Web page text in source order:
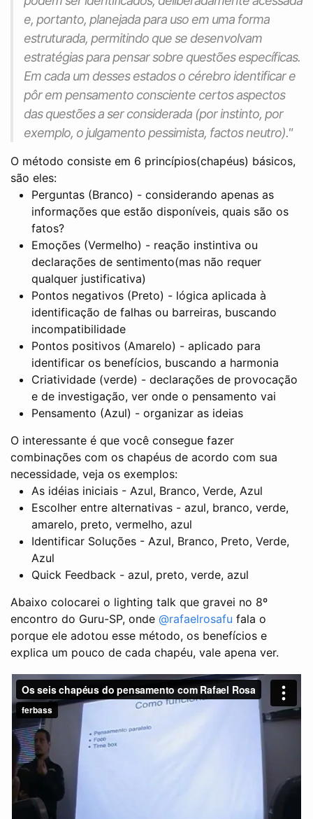
e, portanto, planejada para uso em uma forma
estruturada, permitindo que se desenvolvam
estratégias para pensar sobre questões específicas.
Em cada um desses estados o cérebro identificar e
pôr em pensamento consciente certos aspectos
das questões a ser considerada (por instinto, por
exemplo, o julgamento pessimista, factos neutro)."
O método consiste em 6 princípios(chapéus) básicos,
são eles:
Perguntas (Branco) - considerando apenas as
informações que estão disponíveis, quais são os
fatos?
Emoções (Vermelho) - reação instintiva ou
declarações de sentimento(mas não requer
qualquer justificativa)
Pontos negativos (Preto) - lógica aplicada à
identificação de falhas ou barreiras, buscando
incompatibilidade
Pontos positivos (Amarelo) - aplicado para
identificar os benefícios, buscando a harmonia
Criatividade (verde) - declarações de provocação
e de investigação, ver onde o pensamento vai
Pensamento (Azul) - organizar as ideias
O interessante é que você consegue fazer
combinações com os chapéus de acordo com sua
necessidade, veja os exemplos:
As idéias iniciais - Azul, Branco, Verde, Azul
Escolher entre alternativas - azul, branco, verde,
amarelo, preto, vermelho, azul
Identificar Soluções - Azul, Branco, Preto, Verde,
Azul
Quick Feedback - azul, preto, verde, azul
Abaixo colocarei o lighting talk que gravei no 8º
encontro do Guru-SP, onde @rafaelrosafu fala o
porque ele adotou esse método, os benefícios e
explica um pouco de cada chapéu, vale apena ver.